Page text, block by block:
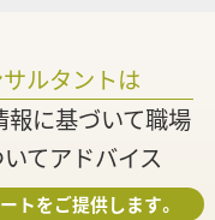
ルタントは
報に基づいて職場
てアドバイス
トをご提供します。